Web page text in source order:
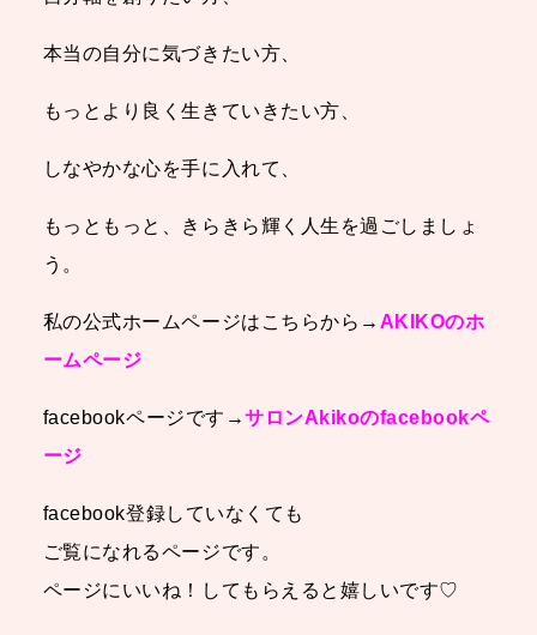
本当の自分に気づきたい方、
もっとより良く生きていきたい方、
しなやかな心を手に入れて、
もっともっと、きらきら輝く人生を過ごしましょ
う。
私の公式ホームページはこちらから→ AKIKOのホ
ームページ
facebookページです→サロンAkikoのfacebookペ
ージ
facebook登録していなくても
ご覧になれるページです。
ページにいいね！してもらえると嬉しいです♡